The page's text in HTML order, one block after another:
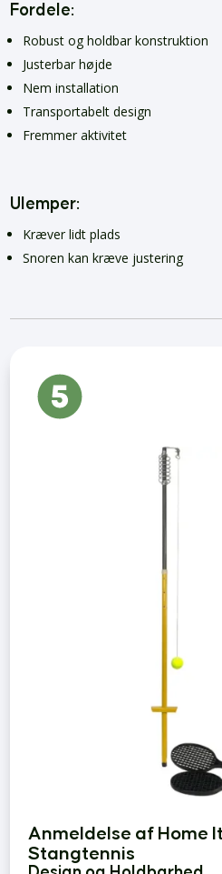
Fordele:
Robust og holdbar konstruktion
Justerbar højde
Nem installation
Transportabelt design
Fremmer aktivitet
Ulemper:
Kræver lidt plads
Snoren kan kræve justering
Anmeldelse af Home
Stangtennis